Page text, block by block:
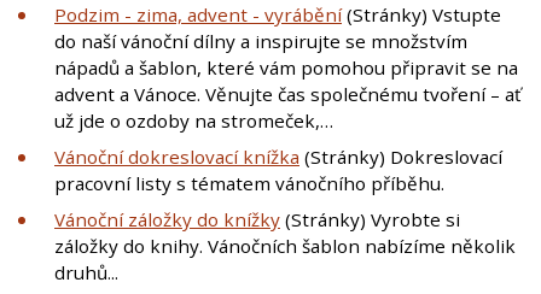
Podzim - zima, advent - vyrábění(Stránky) Vstupte
do naší vánoční dílny a inspirujte se množstvím
nápadů a šablon, které vám pomohou připravit se na
advent a Vánoce. Věnujte čas společnému tvoření – ať
už jde o ozdoby na stromeček,…
Vánoční dokreslovací knížka (Stránky) Dokreslovací
pracovní listy s tématem vánočního příběhu.
Vánoční záložky do knížky (Stránky) Vyrobte si
záložky do knihy. Vánočních šablon nabízíme několik
druhů...